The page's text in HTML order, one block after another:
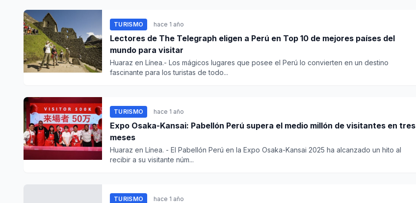
TURISMO hace 1 año
Lectores de The Telegraph eligen a Perú en Top 10 de mejores países del
mundo para visitar
Huaraz en Línea.- Los mágicos lugares que posee el Perú lo convierten en un destino
fascinante para los turistas de todo...
TURISMO hace 1 año
Expo Osaka-Kansai: Pabellón Perú supera el medio millón de visitantes en tres
meses
Huaraz en Línea. - El Pabellón Perú en la Expo Osaka-Kansai 2025 ha alcanzado un hito al
recibir a su visitante núm...
TURISMO hace 1 año